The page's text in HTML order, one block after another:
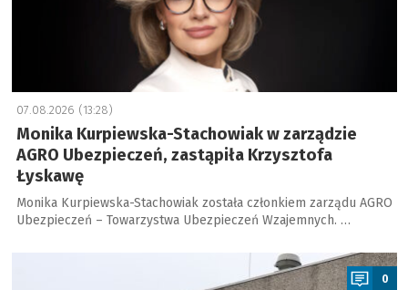
07.08.2026 (13:28)
Monika Kurpiewska-Stachowiak w zarządzie
AGRO Ubezpieczeń, zastąpiła Krzysztofa
Łyskawę
Monika Kurpiewska-Stachowiak została członkiem zarządu AGRO
Ubezpieczeń – Towarzystwa Ubezpieczeń Wzajemnych. …
0